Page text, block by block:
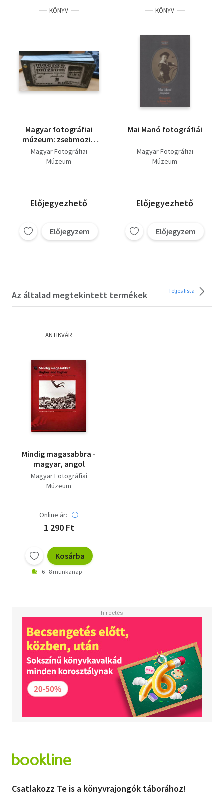
KÖNYV
Magyar fotográfiai
múzeum: zsebmozi -
pocket kino
Magyar Fotográfiai
Múzeum
Előjegyezhető
Előjegyzem
KÖNYV
Mai Manó fotográfiái
Magyar Fotográfiai
Múzeum
Előjegyezhető
Előjegyzem
Az általad megtekintett termékek Teljes lista
ANTIKVÁR
Mindig magasabbra -
magyar, angol
Magyar Fotográfiai
Múzeum
Online ár:
1 290 Ft
Kosárba
6 - 8 munkanap
Csatlakozz Te is a könyvrajongók táborához!